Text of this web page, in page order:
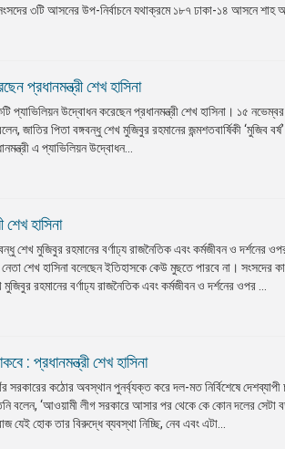
৩টি আসনের উপ-নির্বাচনে যথাক্রমে ১৮৭ ঢাকা-১৪ আসনে শাহ
প্রধানমন্ত্রী শেখ হাসিনা
প্যাভিলিয়ন উদ্বোধন করেছেন প্রধানমন্ত্রী শেখ হাসিনা। ১৫ নভেম্বর
জাতির পিতা বঙ্গবন্ধু শেখ মুজিবুর রহমানের জন্মশতবার্ষিকী ‘মুজিব
এ প্যাভিলিয়ন উদ্বোধন...
হাসিনা
শেখ মুজিবুর রহমানের বর্ণাঢ্য রাজনৈতিক এবং কর্মজীবন ও দর্শনের
শেখ হাসিনা বলেছেন ইতিহাসকে কেউ মুছতে পারবে না। সংসদের
রহমানের বর্ণাঢ্য রাজনৈতিক এবং কর্মজীবন ও দর্শনের ওপর ...
: প্রধানমন্ত্রী শেখ হাসিনা
সরকারের কঠোর অবস্থান পুনর্ব্যক্ত করে দল-মত নির্বিশেষে দেশব্যাপী
বলেন, ‘আওয়ামী লীগ সরকারে আসার পর থেকে কে কোন দলের সেটা
যেই হোক তার বিরুদ্ধে ব্যবস্থা নিচ্ছি, নেব এবং এটা...